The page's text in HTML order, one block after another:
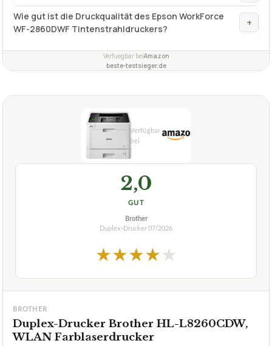
Wie gut ist die Druckqualität des Epson WorkForce
WF-2860DWF Tintenstrahldruckers?
+
Verfuegbar beiAmazon
beste-testsieger.de
2,0
GUT
Brother
Duplex-Drucker07/2026
★★★★★
BROTHER
Duplex-Drucker Brother HL-L8260CDW,
WLAN Farblaserdrucker